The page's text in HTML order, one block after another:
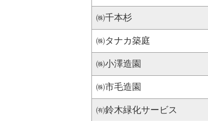
㈱千本杉
㈱タナカ築庭
㈱小澤造園
㈱市毛造園
㈲鈴木緑化サービス